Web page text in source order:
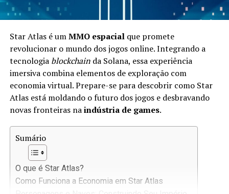
Star Atlas é umMMO espacialque promete
revolucionar o mundo dos jogos online. Integrando a
tecnologia blockchainda Solana, essa experiência
imersiva combina elementos de exploração com
economia virtual. Prepare-se para descobrir como Star
Atlas está moldando o futuro dos jogos e desbravando
novas fronteiras naindústria de games.
Sumário
O que é Star Atlas?
Como Funciona a Economia em Star Atlas